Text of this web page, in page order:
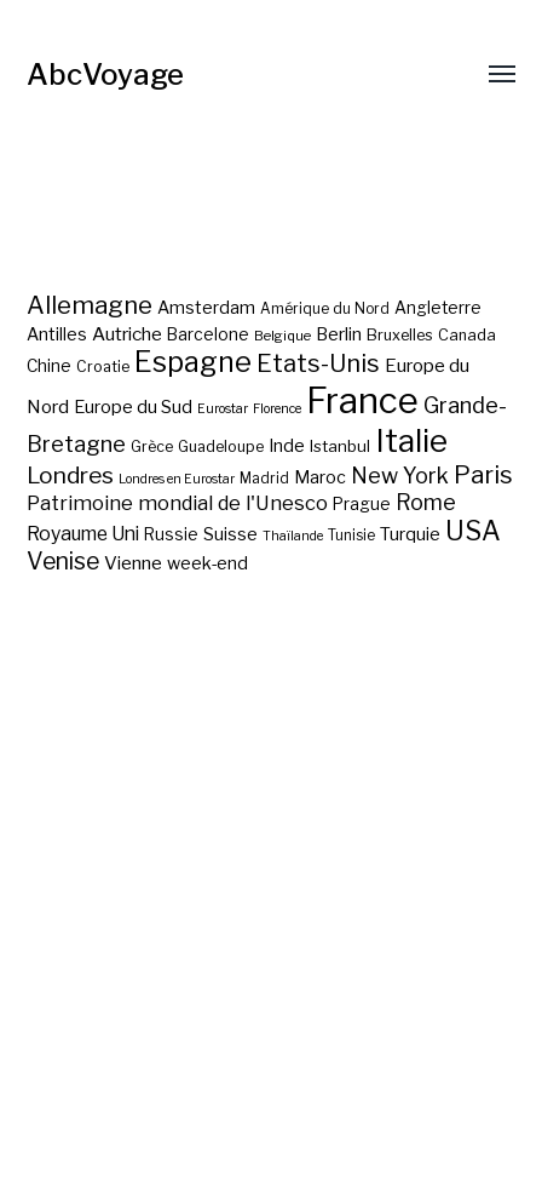
AbcVoyage
Allemagne Amsterdam Amérique du Nord Angleterre
Antilles Autriche Barcelone Belgique Berlin Bruxelles Canada
Chine Croatie Espagne Etats-Unis Europe du
Nord Europe du Sud Eurostar Florence France Grande-
Bretagne Grèce Guadeloupe Inde Istanbul Italie
Londres Londres en Eurostar Madrid Maroc New York Paris
Patrimoine mondial de l'Unesco Prague Rome
Royaume Uni Russie Suisse Thaïlande Tunisie Turquie USA
Venise Vienne week-end